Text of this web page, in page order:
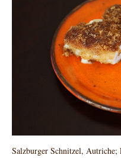
Salzburger Schnitzel, Autriche;